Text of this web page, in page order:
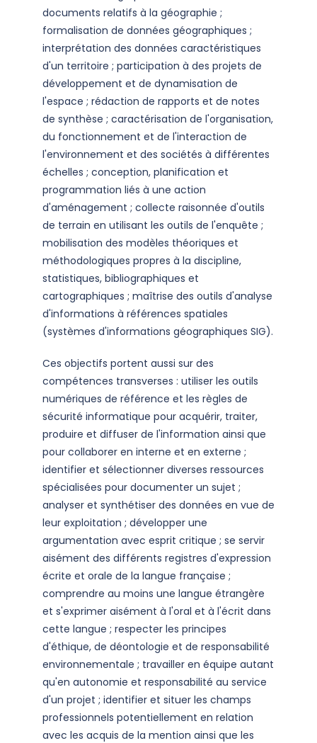
documents relatifs à la géographie ;
formalisation de données géographiques ;
interprétation des données caractéristiques
d'un territoire ; participation à des projets de
développement et de dynamisation de
l'espace ; rédaction de rapports et de notes
de synthèse ; caractérisation de l'organisation,
du fonctionnement et de l'interaction de
l'environnement et des sociétés à différentes
échelles ; conception, planification et
programmation liés à une action
d'aménagement ; collecte raisonnée d'outils
de terrain en utilisant les outils de l'enquête ;
mobilisation des modèles théoriques et
méthodologiques propres à la discipline,
statistiques, bibliographiques et
cartographiques ; maîtrise des outils d'analyse
d'informations à références spatiales
(systèmes d'informations géographiques SIG).
Ces objectifs portent aussi sur des
compétences transverses : utiliser les outils
numériques de référence et les règles de
sécurité informatique pour acquérir, traiter,
produire et diffuser de l'information ainsi que
pour collaborer en interne et en externe ;
identifier et sélectionner diverses ressources
spécialisées pour documenter un sujet ;
analyser et synthétiser des données en vue de
leur exploitation ; développer une
argumentation avec esprit critique ; se servir
aisément des différents registres d'expression
écrite et orale de la langue française ;
comprendre au moins une langue étrangère
et s'exprimer aisément à l'oral et à l'écrit dans
cette langue ; respecter les principes
d'éthique, de déontologie et de responsabilité
environnementale ; travailler en équipe autant
qu'en autonomie et responsabilité au service
d'un projet ; identifier et situer les champs
professionnels potentiellement en relation
avec les acquis de la mention ainsi que les